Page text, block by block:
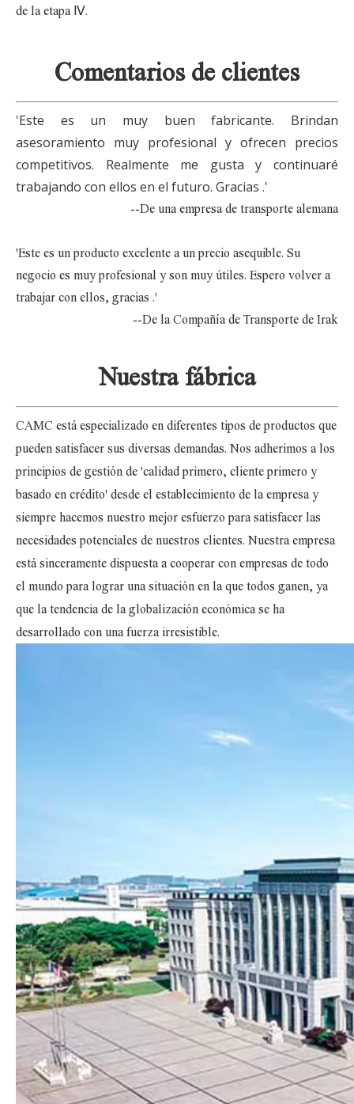
de la etapa Ⅳ.
Comentarios de clientes
'Este es un muy buen fabricante. Brindan
asesoramiento muy profesional y ofrecen precios
competitivos. Realmente me gusta y continuaré
trabajando con ellos en el futuro. Gracias .'
--De una empresa de transporte alemana
'Este es un producto excelente a un precio asequible. Su
negocio es muy profesional y son muy útiles. Espero volver a
trabajar con ellos, gracias .'
--De la Compañía de Transporte de Irak
Nuestra fábrica
CAMC está especializado en diferentes tipos de productos que
pueden satisfacer sus diversas demandas. Nos adherimos a los
principios de gestión de 'calidad primero, cliente primero y
basado en crédito' desde el establecimiento de la empresa y
siempre hacemos nuestro mejor esfuerzo para satisfacer las
necesidades potenciales de nuestros clientes. Nuestra empresa
está sinceramente dispuesta a cooperar con empresas de todo
el mundo para lograr una situación en la que todos ganen, ya
que la tendencia de la globalización económica se ha
desarrollado con una fuerza irresistible.